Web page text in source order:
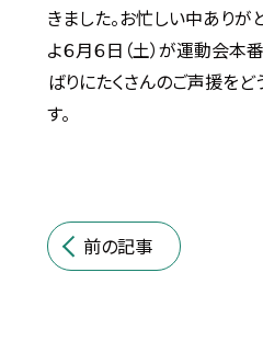
きました。お忙しい中ありが
よ６月６日（土）が運動会本
ばりにたくさんのご声援をど
す。
前の記事